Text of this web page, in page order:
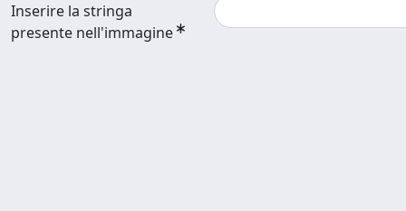
Inserire la stringa
presente nell'immagine